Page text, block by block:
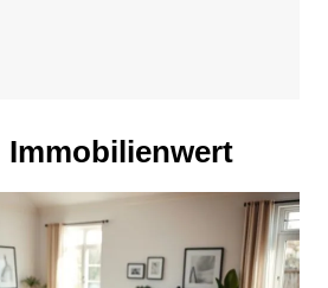
Immobilienwert